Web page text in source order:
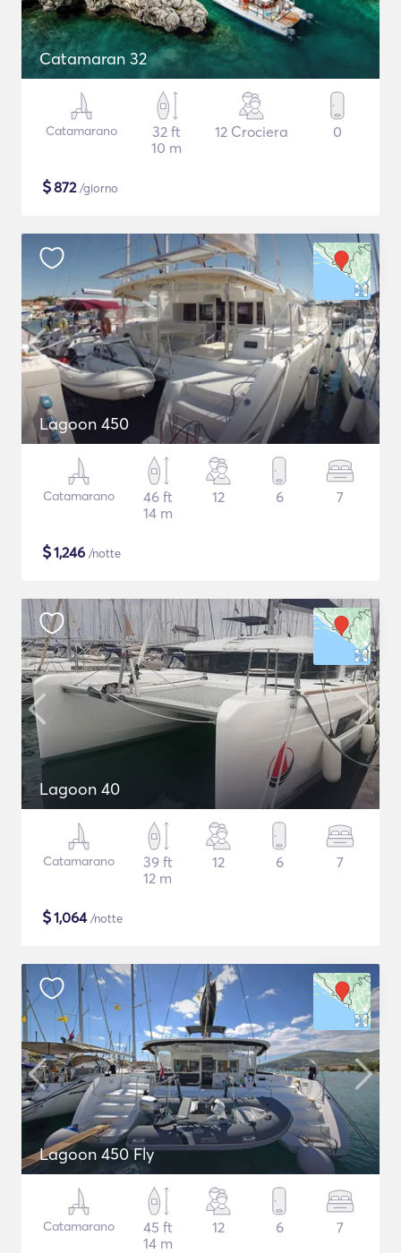
Catamaran 32
Catamarano
32 ft
10 m
12 Crociera 0
$872/giorno
Lagoon 450
Catamarano
46 ft
14 m
12 6 7
$1,246 /notte
Lagoon 40
Catamarano
39 ft
12 m
12 6 7
$1,064/notte
Lagoon 450 Fly
Catamarano
45 ft
14 m
12 6 7